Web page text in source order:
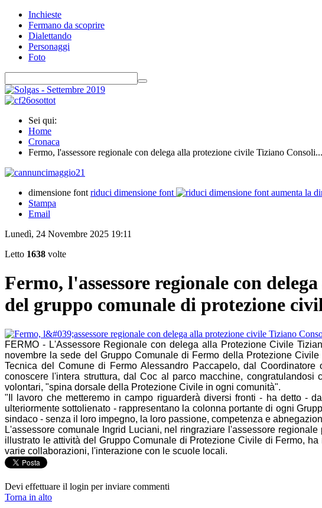
Inchieste
Fermano da scoprire
Dialettando
Personaggi
Foto
Sei qui:
Home
Cronaca
Fermo, l'assessore regionale con delega alla protezione civile Tiziano Consoli...
dimensione font riduci dimensione font
aumenta la
Stampa
Email
Lunedì, 24 Novembre 2025 19:11
Letto 1638 volte
Fermo, l'assessore regionale con
del gruppo comunale di protezione
FERMO - L'Assessore Regionale con delega alla Protezione Civile
novembre la sede del Gruppo Comunale di Fermo della Protezione
Tecnica del Comune di Fermo Alessandro Paccapelo, dal
conoscere l'intera struttura, dal Coc al parco macchine,
volontari, "spina dorsale della Protezione Civile in ogni comunità".
"Il lavoro che metteremo in campo riguarderà diversi fronti - ha detto -
ulteriormente sottolienato - rappresentano la colonna portante di ogni
sindaco - senza il loro impegno, la loro passione, competenza e
L'assessore comunale Ingrid Luciani, nel ringraziare l'assessore
illustrato le attività del Gruppo Comunale di Protezione Civile di Fermo,
varie collaborazioni, l'interazione con le scuole locali.
Devi effettuare il login per inviare commenti
Torna in alto